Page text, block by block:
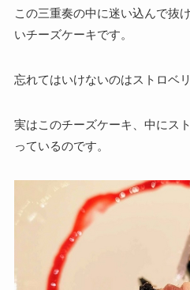
この三重奏の中に迷い込んで抜
いチーズケーキです。
忘れてはいけないのはストロベリ
実はこのチーズケーキ、 中にス
っているのです。